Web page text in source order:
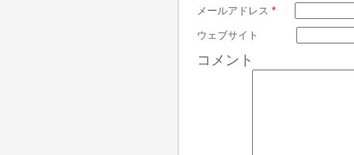
メールアドレス *
ウェブサイト
コメント